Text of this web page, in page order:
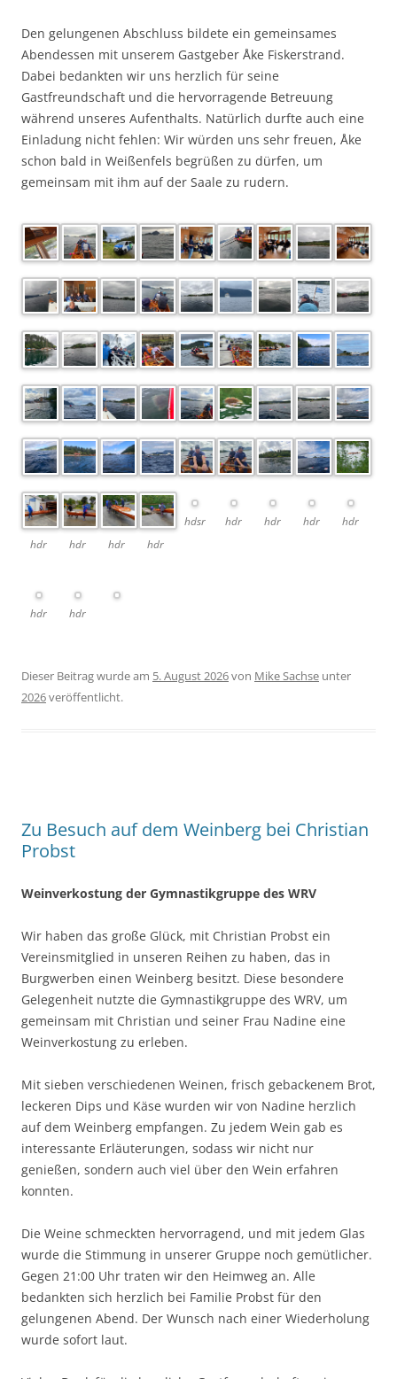
Den gelungenen Abschluss bildete ein gemeinsames
Abendessen mit unserem Gastgeber Åke Fiskerstrand.
Dabei bedankten wir uns herzlich für seine
Gastfreundschaft und die hervorragende Betreuung
während unseres Aufenthalts. Natürlich durfte auch eine
Einladung nicht fehlen: Wir würden uns sehr freuen, Åke
schon bald in Weißenfels begrüßen zu dürfen, um
gemeinsam mit ihm auf der Saale zu rudern.
hdr hdr hdr hdr
hdsr hdr hdr hdr hdr
hdr hdr
Dieser Beitrag wurde am 5. August 2026von Mike Sachse unter
2026veröffentlicht.
Zu Besuch auf dem Weinberg bei Christian
Probst
Weinverkostung der Gymnastikgruppe des WRV
Wir haben das große Glück, mit Christian Probst ein
Vereinsmitglied in unseren Reihen zu haben, das in
Burgwerben einen Weinberg besitzt. Diese besondere
Gelegenheit nutzte die Gymnastikgruppe des WRV, um
gemeinsam mit Christian und seiner Frau Nadine eine
Weinverkostung zu erleben.
Mit sieben verschiedenen Weinen, frisch gebackenem Brot,
leckeren Dips und Käse wurden wir von Nadine herzlich
auf dem Weinberg empfangen. Zu jedem Wein gab es
interessante Erläuterungen, sodass wir nicht nur
genießen, sondern auch viel über den Wein erfahren
konnten.
Die Weine schmeckten hervorragend, und mit jedem Glas
wurde die Stimmung in unserer Gruppe noch gemütlicher.
Gegen 21:00 Uhr traten wir den Heimweg an. Alle
bedankten sich herzlich bei Familie Probst für den
gelungenen Abend. Der Wunsch nach einer Wiederholung
wurde sofort laut.